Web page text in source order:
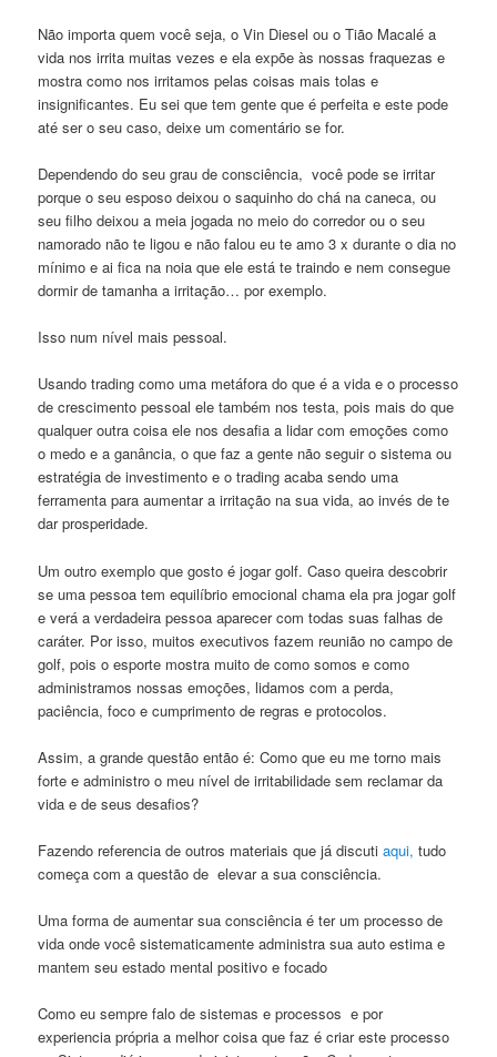
Não importa quem você seja, o Vin Diesel ou o Tião Macalé a
vida nos irrita muitas vezes e ela expõe às nossas fraquezas e
mostra como nos irritamos pelas coisas mais tolas e
insignificantes. Eu sei que tem gente que é perfeita e este pode
até ser o seu caso, deixe um comentário se for.
Dependendo do seu grau de consciência, você pode se irritar
porque o seu esposo deixou o saquinho do chá na caneca, ou
seu filho deixou a meia jogada no meio do corredor ou o seu
namorado não te ligou e não falou eu te amo 3 x durante o dia no
mínimo e ai fica na noia que ele está te traindo e nem consegue
dormir de tamanha a irritação… por exemplo.
Isso num nível mais pessoal.
Usando trading como uma metáfora do que é a vida e o processo
de crescimento pessoal ele também nos testa, pois mais do que
qualquer outra coisa ele nos desafia a lidar com emoções como
o medo e a ganância, o que faz a gente não seguir o sistema ou
estratégia de investimento e o trading acaba sendo uma
ferramenta para aumentar a irritação na sua vida, ao invés de te
dar prosperidade.
Um outro exemplo que gosto é jogar golf. Caso queira descobrir
se uma pessoa tem equilíbrio emocional chama ela pra jogar golf
e verá a verdadeira pessoa aparecer com todas suas falhas de
caráter. Por isso, muitos executivos fazem reunião no campo de
golf, pois o esporte mostra muito de como somos e como
administramos nossas emoções, lidamos com a perda,
paciência, foco e cumprimento de regras e protocolos.
Assim, a grande questão então é: Como que eu me torno mais
forte e administro o meu nível de irritabilidade sem reclamar da
vida e de seus desafios?
Fazendo referencia de outros materiais que já discutiaqui, tudo
começa com a questão de elevar a sua consciência.
Uma forma de aumentar sua consciência é ter um processo de
vida onde você sistematicamente administra sua auto estima e
mantem seu estado mental positivo e focado
Como eu sempre falo de sistemas e processos e por
experiencia própria a melhor coisa que faz é criar este processo